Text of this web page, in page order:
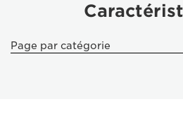
Impression de production
Page par catégorie